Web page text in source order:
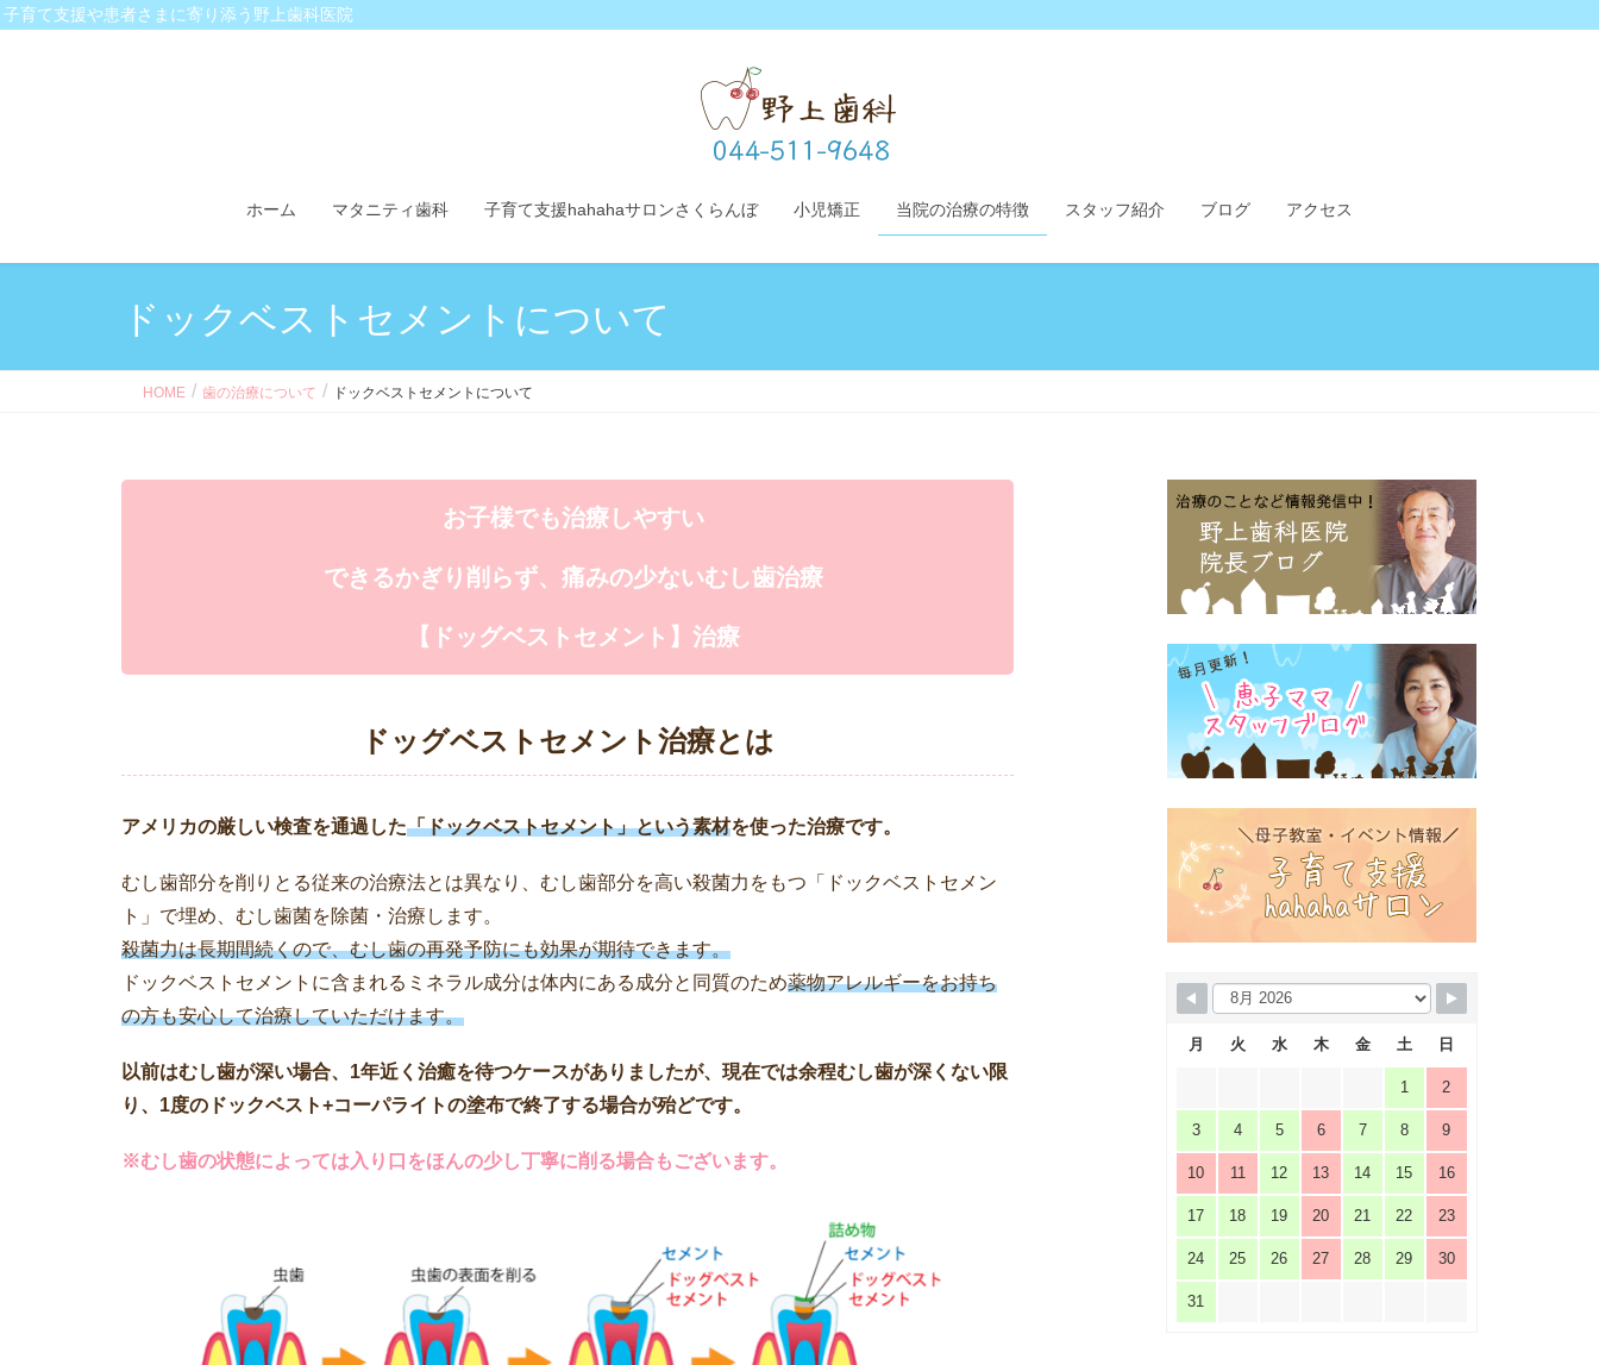
子育て支援や患者さまに寄り添う野上歯科医院
ホーム マタニティ歯科 子育て支援hahahaサロンさくらんぼ 小児矯正 当院の治療の特徴 スタッフ紹介 ブログ アクセス
ドックベストセメントについて
HOME 歯の治療について ドックベストセメントについて
お子様でも治療しやすい
できるかぎり削らず、痛みの少ないむし歯治療
【ドッグベストセメント】治療
ドッグベストセメント治療とは
アメリカの厳しい検査を通過した「ドックベストセメント」という素材を使った治療です。
むし歯部分を削りとる従来の治療法とは異なり、むし歯部分を高い殺菌力をもつ「ドックベストセメン
ト」で埋め、むし歯菌を除菌・治療します。
殺菌力は長期間続くので、むし歯の再発予防にも効果が期待できます。
ドックベストセメントに含まれるミネラル成分は体内にある成分と同質のため薬物アレルギーをお持ち
の方も安心して治療していただけます。
以前はむし歯が深い場合、1年近く治癒を待つケースがありましたが、現在では余程むし歯が深くない限
り、1度のドックベスト+コーパライトの塗布で終了する場合が殆どです。
※むし歯の状態によっては入り口をほんの少し丁寧に削る場合もございます。
月 火 水 木 金 土 日
1 2
3 4 5 6 7 8 9
10 11 12 13 14 15 16
17 18 19 20 21 22 23
24 25 26 27 28 29 30
31